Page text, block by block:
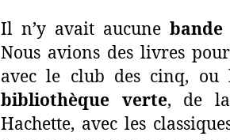
Il n’y avait aucune bande
Nous avions des livres
avec le club des cinq, ou
bibliothèque verte, de la
Hachette, avec les